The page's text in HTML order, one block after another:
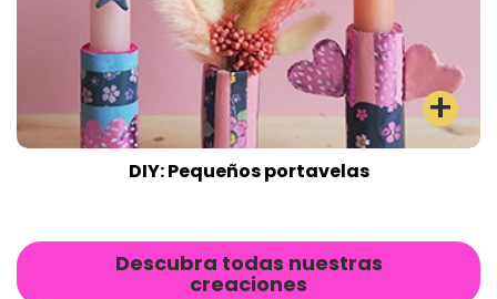
DIY: Pequeños portavelas
Descubra todas nuestras
creaciones